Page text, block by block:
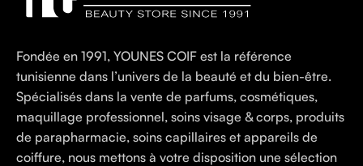
Fondée en 1991, YOUNES COIF est la référence
tunisienne dans l’univers de la beauté et du bien-être.
Spécialisés dans la vente de parfums, cosmétiques,
maquillage professionnel, soins visage & corps, produits
de parapharmacie, soins capillaires et appareils de
coiffure, nous mettons à votre disposition une sélection